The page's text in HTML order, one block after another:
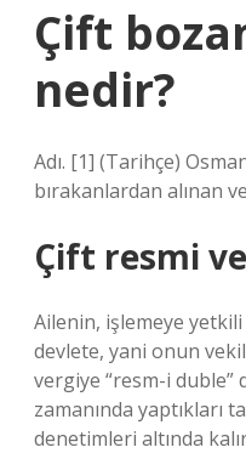
Çift
nedir?
Adı. [1] (Tarihçe)
bırakanlardan alınan
Çift resmi
Ailenin, işlemeye
devlete, yani onun
vergiye “resm-i duble”
zamanında yaptıkları
denetimleri altında